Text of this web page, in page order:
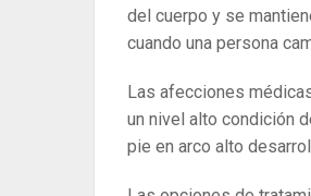
del cuerpo y se
cuando una persona
Las afecciones
un nivel alto condición
pie en arco alto